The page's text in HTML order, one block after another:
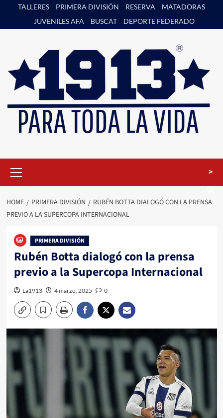
content
TALLERES PRIMERA DIVISIÓN RESERVA
MATADORAS
JUVENILES AFA
BUSCAT DEPORTE FEDERADO
Menu
>
HOME PRIMERA DIVISIÓN
RUBÉN BOTTA DIALOGÓ CON LA PRENSA
PREVIO A LA SUPERCOPA INTERNACIONAL
PRIMERA DIVISIÓN
Rubén Botta dialogó con la prensa
previo a la Supercopa Internacional
La1913 4 marzo, 2025 0